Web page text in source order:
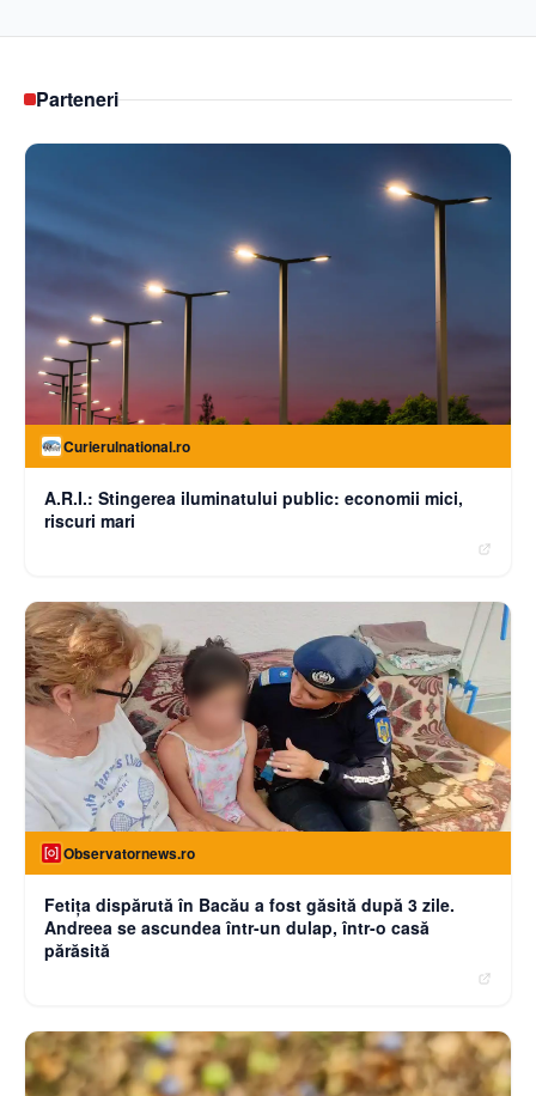
Parteneri
Curierulnational.ro
A.R.I.: Stingerea iluminatului public: economii mici,
riscuri mari
Observatornews.ro
Fetiţa dispărută în Bacău a fost găsită după 3 zile.
Andreea se ascundea într-un dulap, într-o casă
părăsită